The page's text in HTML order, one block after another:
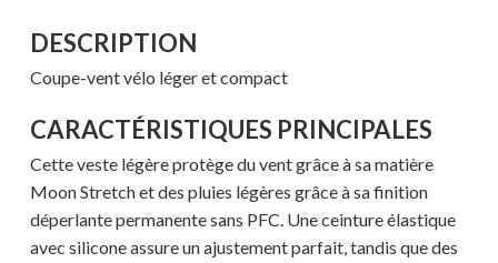
DESCRIPTION
Coupe-vent vélo léger et compact
CARACTÉRISTIQUES PRINCIPALES
Cette veste légère protège du vent grâce à sa matière
Moon Stretch et des pluies légères grâce à sa finition
déperlante permanente sans PFC. Une ceinture élastique
avec silicone assure un ajustement parfait, tandis que des